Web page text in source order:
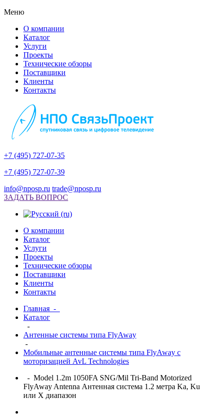
Меню
О компании
Каталог
Услуги
Проекты
Технические обзоры
Поставщики
Клиенты
Контакты
+7 (495) 727-07-35
+7 (495) 727-07-39
info@nposp.ru trade@nposp.ru
ЗАДАТЬ ВОПРОС
О компании
Каталог
Услуги
Проекты
Технические обзоры
Поставщики
Клиенты
Контакты
Главная -
Каталог
-
Антенные системы типа FlyAway
-
Мобильные антенные системы типа FlyAway с
моторизацией AvL Technologies
- Model 1.2m 1050FA SNG/Mil Tri-Band Motorized
FlyAway Antenna Антенная система 1.2 метра Ka, Ku
или X диапазон